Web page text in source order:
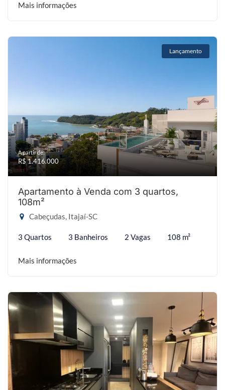
Mais informações
Lançamento
A partir de:
R$ 1.416.000
Apartamento à Venda com 3 quartos,
108m²
Cabeçudas, Itajaí-SC
3 Quartos 3 Banheiros 2 Vagas 108 m²
Mais informações